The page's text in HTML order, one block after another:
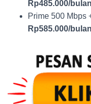
Rp485.000/bulan
Prime 500 Mbps
Rp585.000/bulan